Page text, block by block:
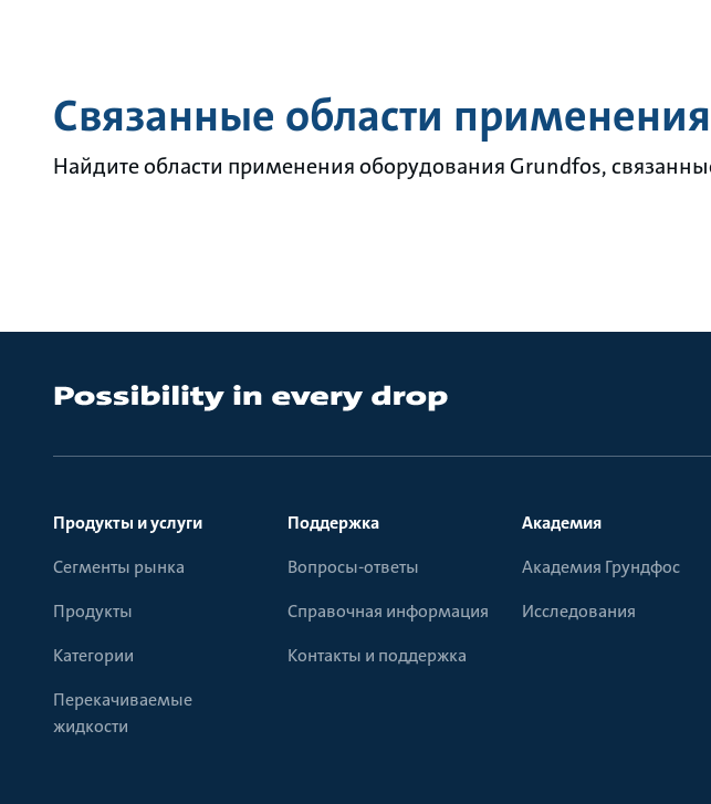
Связанные области применения
Найдите области применения оборудования Grundfos,
Продукты и услуги
Сегменты рынка
Продукты
Категории
Перекачиваемые
жидкости
Поддержка
Вопросы-ответы
Справочная информация
Контакты и поддержка
Академия
Академия Грундфос
Исследования